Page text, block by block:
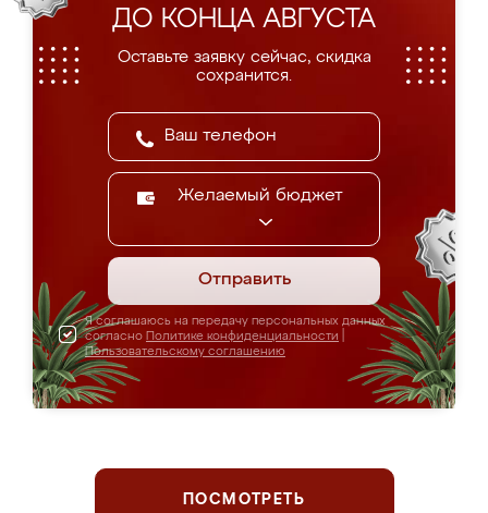
ДО КОНЦА АВГУСТА
Оставьте заявку сейчас, скидка
сохранится.
Желаемый бюджет
Отправить
Я соглашаюсь на передачу персональных данных
согласно Политике конфиденциальности
Пользовательскому соглашению
ПОСМОТРЕТЬ